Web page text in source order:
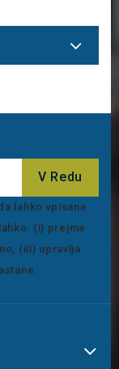
lahko vpisane
(i) prejme
(iii) upravlja